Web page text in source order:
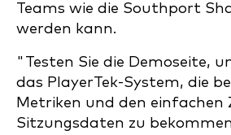
Teams wie die Southport
werden kann.
"Testen Sie die Demoseite,
das PlayerTek-System, die
Metriken und den
Sitzungsdaten zu